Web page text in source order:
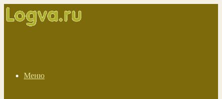
Меню